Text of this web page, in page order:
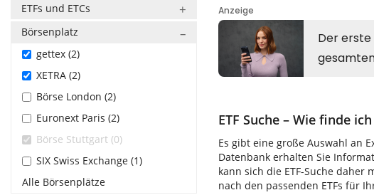
ETFs und ETCs
Börsenplatz
gettex (2)
XETRA (2)
Börse London (2)
Euronext Paris (2)
Börse Stuttgart (0)
SIX Swiss Exchange (1)
Alle Börsenplätze
ETF Suche – Wie finde
Es gibt eine große Auswahl an
Datenbank erhalten Sie
kann sich die ETF-Suche daher
nach den passenden ETFs für